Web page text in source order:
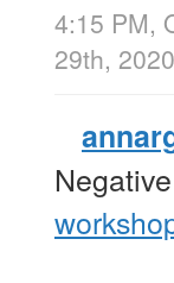
4:15 PM,
29th, 2020